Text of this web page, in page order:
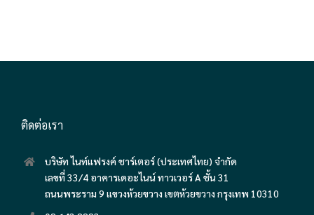
ติดต่อเรา
บริษัท ไนท์แฟรงค์ ชาร์เตอร์ (ประเทศไทย) จำกัด
เลขที่ 33/4 อาคารเดอะไนน์ ทาวเวอร์ A ชั้น 31
ถนนพระราม 9 แขวงห้วยขวาง เขตห้วยขวาง กรุงเทพ 10310